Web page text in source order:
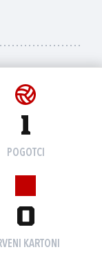
1
POGOTCI
0
KARTONI